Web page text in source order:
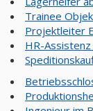
Trainee
Projektleiter
HR-